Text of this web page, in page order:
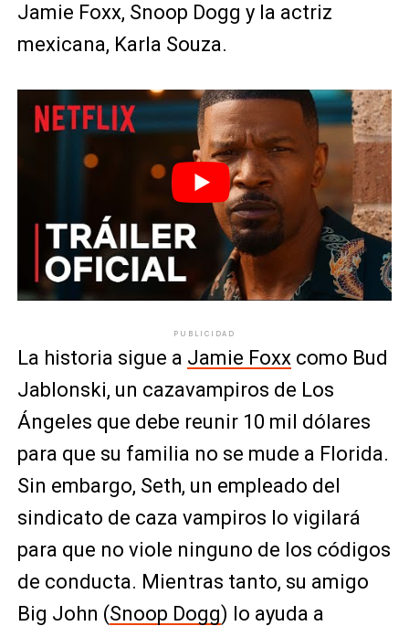
Jamie Foxx, Snoop Dogg y la actriz
mexicana, Karla Souza.
PUBLICIDAD
La historia sigue a Jamie Foxx como Bud
Jablonski, un cazavampiros de Los
Ángeles que debe reunir 10 mil dólares
para que su familia no se mude a Florida.
Sin embargo, Seth, un empleado del
sindicato de caza vampiros lo vigilará
para que no viole ninguno de los códigos
de conducta. Mientras tanto, su amigo
Big John (Snoop Dogg) lo ayuda a